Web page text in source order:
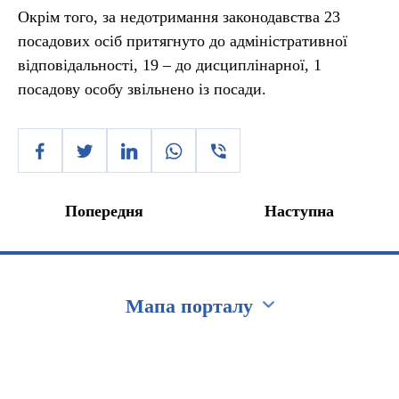
Окрім того, за недотримання законодавства 23
посадових осіб притягнуто до адміністративної
відповідальності, 19 – до дисциплінарної, 1
посадову особу звільнено із посади.
Попередня Наступна
Мапа порталу